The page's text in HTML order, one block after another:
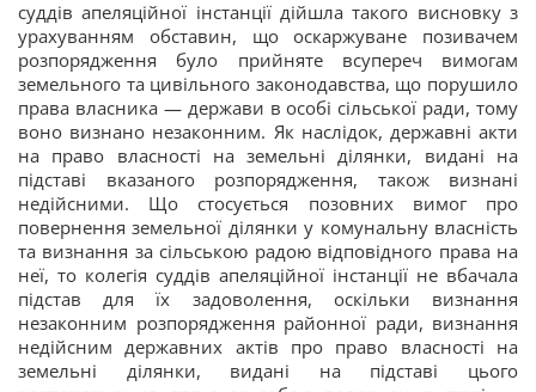
суддів апеляційної інстанції дійшла такого висновку з
урахуванням обставин, що оскаржуване позивачем
розпорядження було прийняте всупереч вимогам
земельного та цивільного законодавства, що порушило
права власника — держави в особі сільської ради, тому
воно визнано незаконним. Як наслідок, державні акти
на право власності на земельні ділянки, видані на
підставі вказаного розпорядження, також визнані
недійсними. Що стосується позовних вимог про
повернення земельної ділянки у комунальну власність
та визнання за сільською радою відповідного права на
неї, то колегія суддів апеляційної інстанції не вбачала
підстав для їх задоволення, оскільки визнання
незаконним розпорядження районної ради, визнання
недійсним державних актів про право власності на
земельні ділянки, видані на підставі цього